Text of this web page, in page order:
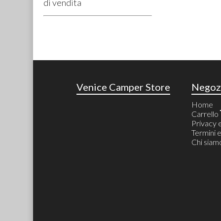
di vendita
Venice Camper Store
Home
Carrello
Privacy
Termini
Chi